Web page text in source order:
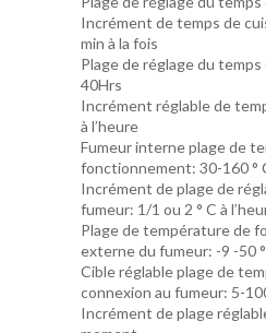
Incrément de temps de
min à la fois
Plage de réglage du temps
40Hrs
Incrément réglable de
à l’heure
Fumeur interne plage de
fonctionnement: 30-160 °
Incrément de plage de
fumeur: 1/1 ou 2 ° C à
Plage de température de
externe du fumeur: -9 -50
Cible réglable plage de
connexion au fumeur: 5-
Incrément de plage